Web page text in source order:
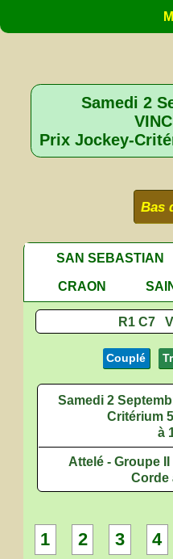
Samedi 2
Prix Jockey-
Bas
SAN SEBASTIAN
CRAON
R1 C7
Couplé
Samedi 2
Critérium
à
Attelé - Groupe II
Corde
1 2 3 4